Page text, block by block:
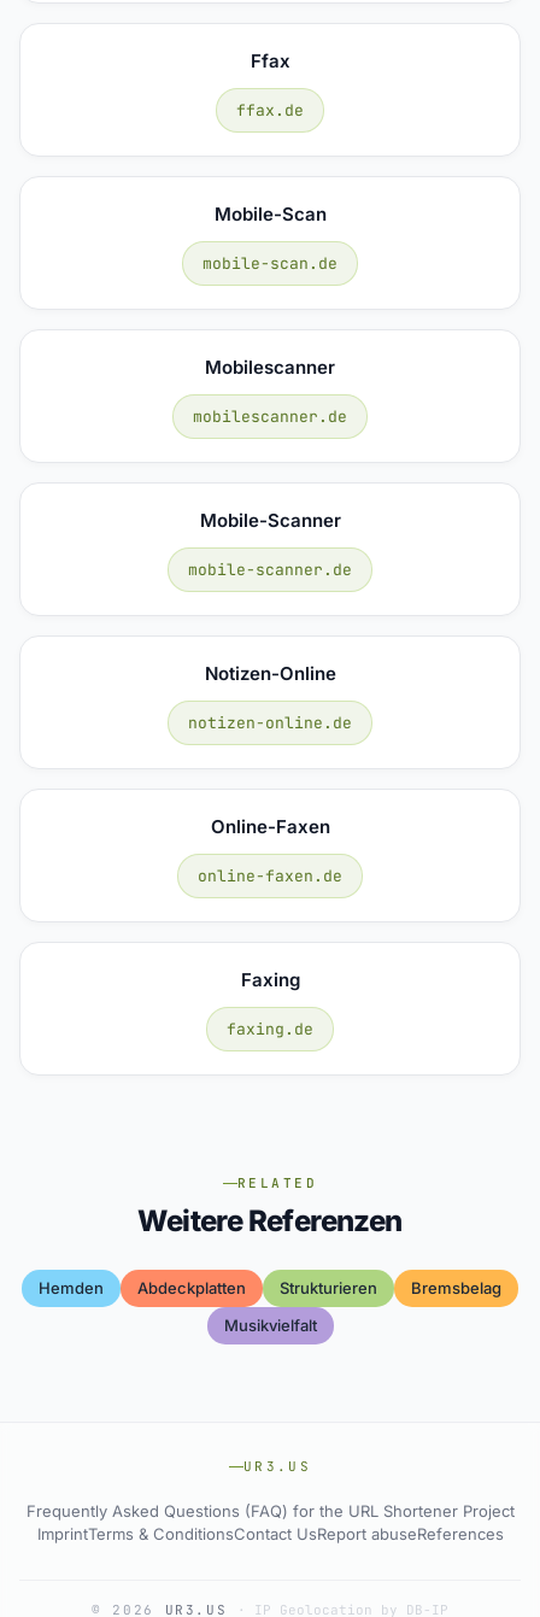
Ffax
ffax.de
Mobile-Scan
mobile-scan.de
Mobilescanner
mobilescanner.de
Mobile-Scanner
mobile-scanner.de
Notizen-Online
notizen-online.de
Online-Faxen
online-faxen.de
Faxing
faxing.de
RELATED
Weitere Referenzen
Hemden Abdeckplatten Strukturieren
Bremsbelag
Musikvielfalt
UR3.US
Frequently Asked Questions (FAQ) for the URL Shortener Project
ImprintTerms & ConditionsContact UsReport abuseReferences
© 2026 UR3.US · IP Geolocation by DB-IP